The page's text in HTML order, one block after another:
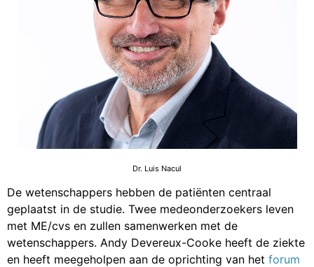
Dr. Luis Nacul
De wetenschappers hebben de patiënten centraal
geplaatst in de studie. Twee medeonderzoekers leven
met ME/cvs en zullen samenwerken met de
wetenschappers. Andy Devereux-Cooke heeft de ziekte
en heeft meegeholpen aan de oprichting van het forum